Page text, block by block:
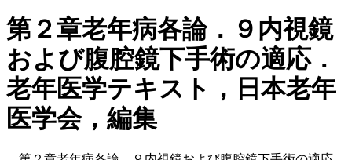
第２章老年病各論．９内視鏡
および腹腔鏡下手術の適応．
老年医学テキスト，日本老年
医学会，編集